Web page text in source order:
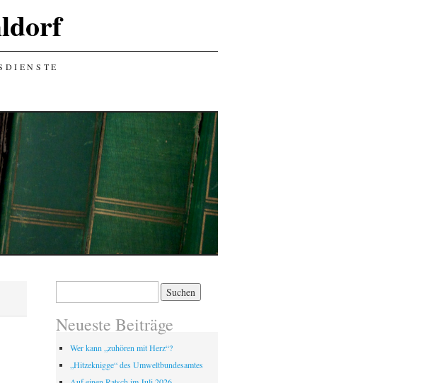
Neueste Beiträge
Wer kann „zuhören mit Herz“?
„Hitzeknigge“ des Umweltbundesamtes